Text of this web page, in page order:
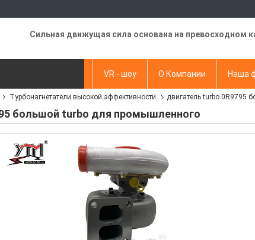
Сильная движущая сила основана на превосходном
VR - шоу О Компании Наша
Отправить запрос
Турбонагнетатели высокой эффективности двигатель turbo 0R9795
большой turbo для промышленного